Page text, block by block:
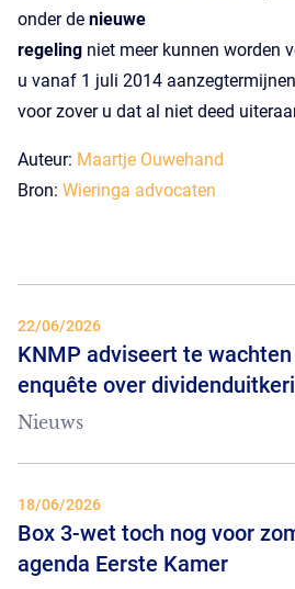
onder de nieuwe
regeling niet meer kunnen worden
u vanaf 1 juli 2014
voor zover u dat al niet deed
Auteur: Maartje Ouwehand
Bron: Wieringa advocaten
22/06/2026
KNMP adviseert te
enquête over
Nieuws
18/06/2026
Box 3-wet toch nog voor
agenda Eerste Kamer